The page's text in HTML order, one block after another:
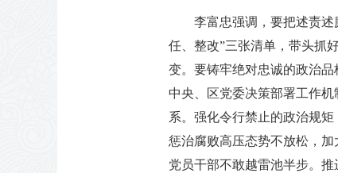
李富忠强调，要把述责
任、整改”三张清单，带头抓
变。要铸牢绝对忠诚的政治
中央、区党委决策部署工作
系。强化令行禁止的政治规
惩治腐败高压态势不放松，
党员干部不敢越雷池半步。